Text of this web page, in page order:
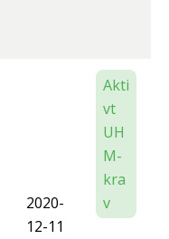
2020-
12-11
Akti
vt
UH
M-
kra
v